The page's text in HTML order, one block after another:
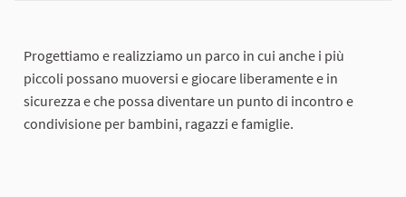
Progettiamo e realizziamo un parco in cui anche i più
piccoli possano muoversi e giocare liberamente e in
sicurezza e che possa diventare un punto di incontro e
condivisione per bambini, ragazzi e famiglie.